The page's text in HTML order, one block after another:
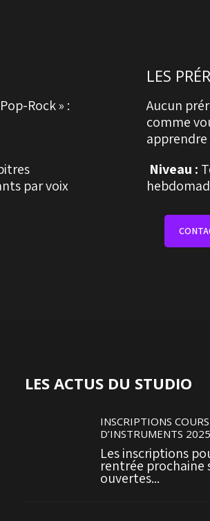
Rock » :
par voix
LES
Aucun
comme
Niveau :
LES ACTUS DU STUDIO
INSCRIPTIONS COURS
D’INSTRUMENTS
Les inscriptions
rentrée prochaine
ouvertes...